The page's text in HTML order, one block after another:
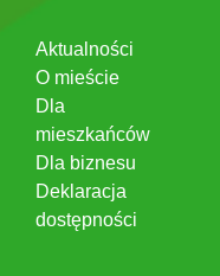
Aktualności
O mieście
Dla
mieszkańców
Dla biznesu
Deklaracja
dostępności